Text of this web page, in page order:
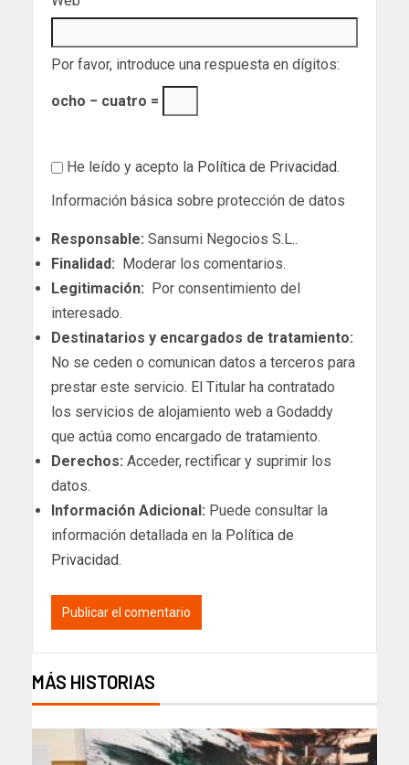
Por favor, introduce una respuesta en dígitos:
ocho − cuatro =
He leído y acepto la Política de Privacidad.
Información básica sobre protección de datos
Responsable: Sansumi Negocios S.L..
Finalidad: Moderar los comentarios.
Legitimación: Por consentimiento del
interesado.
Destinatarios y encargados de tratamiento:
No se ceden o comunican datos a terceros para
prestar este servicio. El Titular ha contratado
los servicios de alojamiento web a Godaddy
que actúa como encargado de tratamiento.
Derechos: Acceder, rectificar y suprimir los
datos.
Información Adicional: Puede consultar la
información detallada en la Política de
Privacidad.
MÁS HISTORIAS